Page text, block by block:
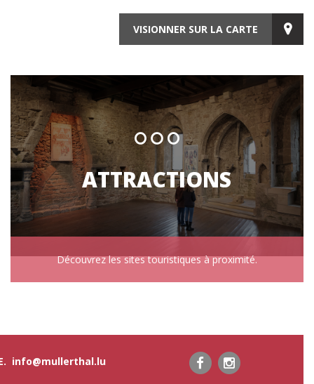
VISIONNER SUR LA CARTE
ATTRACTIONS
Découvrez les sites touristiques à proximité.
info@mullerthal.lu